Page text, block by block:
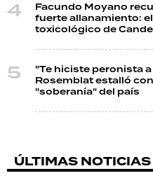
Facundo Moyano
fuerte allanamiento:
toxicológico de
"Te hiciste peronista
Rosemblat estalló
"soberanía" del país
ÚLTIMAS NOTICIAS